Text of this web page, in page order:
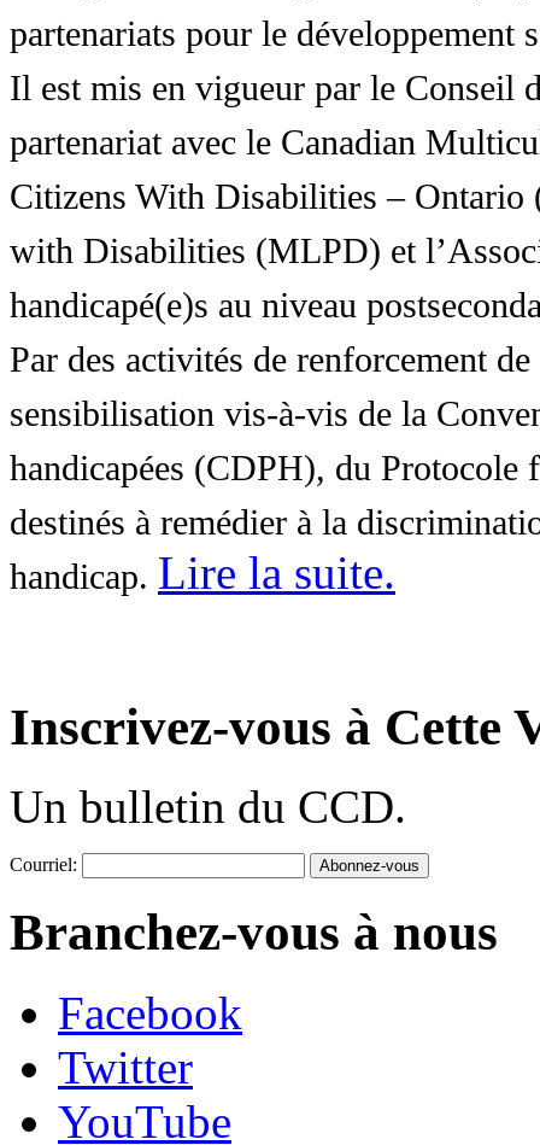
partenariats pour le développement
Il est mis en vigueur par le Conseil
partenariat avec le Canadian
Citizens With Disabilities – Ontario
with Disabilities (MLPD) et
handicapé(e)s au niveau
Par des activités de renforcement
sensibilisation vis-à-vis de la
handicapées (CDPH), du Protocole
destinés à remédier à la
handicap. Lire la suite.
Inscrivez-vous à Cette
Un bulletin du CCD.
Courriel:
Branchez-vous à nous
Facebook
Twitter
YouTube